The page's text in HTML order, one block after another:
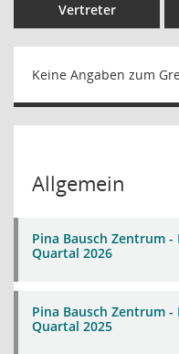
Vertreter
Keine Angaben zum
Allgemein
Pina Bausch Zentrum -
Quartal 2026
Pina Bausch Zentrum -
Quartal 2025